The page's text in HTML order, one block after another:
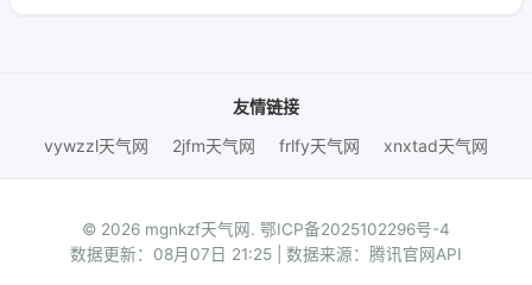
友情链接
vywzzl天气网
2jfm天气网 frlfy天气网 xnxtad天气网
© 2026 mgnkzf天气网. 鄂ICP备2025102296号-4
数据更新：08月07日 21:25 | 数据来源：腾讯官网API